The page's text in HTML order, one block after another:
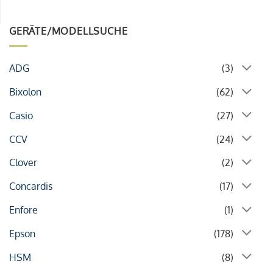
GERÄTE/MODELLSUCHE
ADG
(3)
Bixolon
(62)
Casio
(27)
CCV
(24)
Clover
(2)
Concardis
(17)
Enfore
(1)
Epson
(178)
HSM
(8)